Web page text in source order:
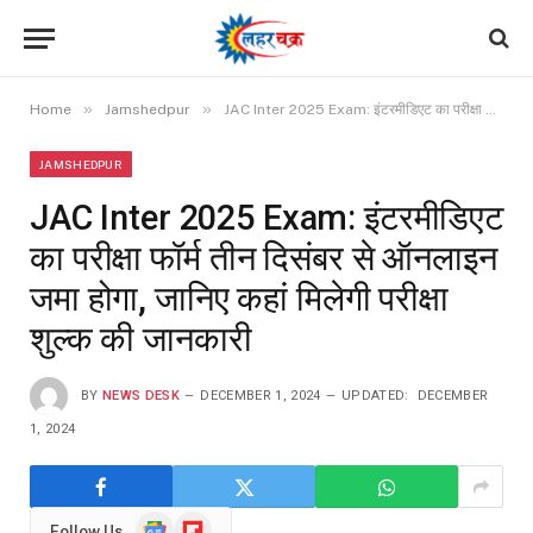
Home » Jamshedpur » JAC Inter 2025 Exam: इंटरमीडिएट का परीक्षा फॉर्म तीन दिसंबर से ऑनलाइन जमा होगा, जानिए कहां मिलेगी परीक्षा शुल्क की जानकारी
JAMSHEDPUR
JAC Inter 2025 Exam: इंटरमीडिएट
का परीक्षा फॉर्म तीन दिसंबर से ऑनलाइन
जमा होगा, जानिए कहां मिलेगी परीक्षा
शुल्क की जानकारी
BY NEWS DESK DECEMBER 1, 2024 UPDATED: DECEMBER
1, 2024
GoogleFlipboard